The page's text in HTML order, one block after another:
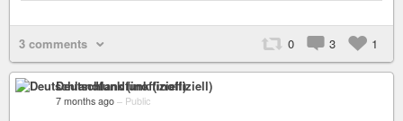
3 comments 0 3 1
Deutschlandfunk (inoffiziell)
7 months ago – Public